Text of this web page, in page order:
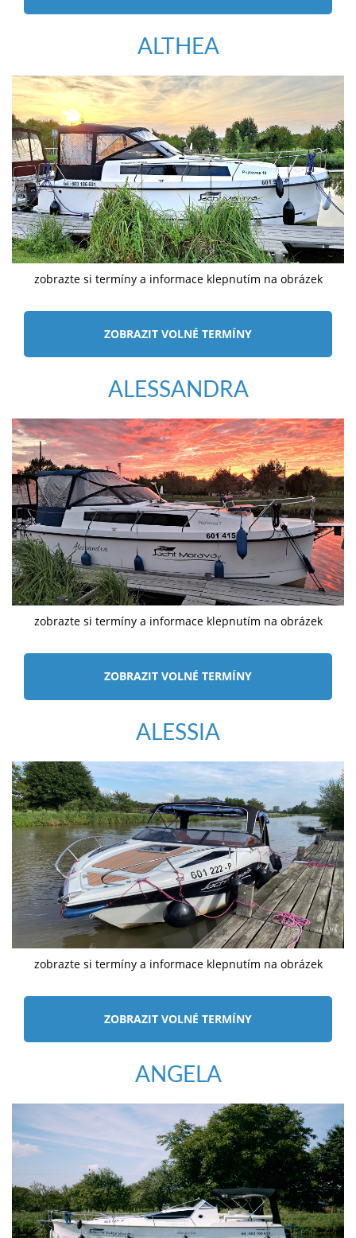
ALTHEA
zobrazte si termíny a informace klepnutím na obrázek
ZOBRAZIT VOLNÉ TERMÍNY
ALESSANDRA
zobrazte si termíny a informace klepnutím na obrázek
ZOBRAZIT VOLNÉ TERMÍNY
ALESSIA
zobrazte si termíny a informace klepnutím na obrázek
ZOBRAZIT VOLNÉ TERMÍNY
ANGELA